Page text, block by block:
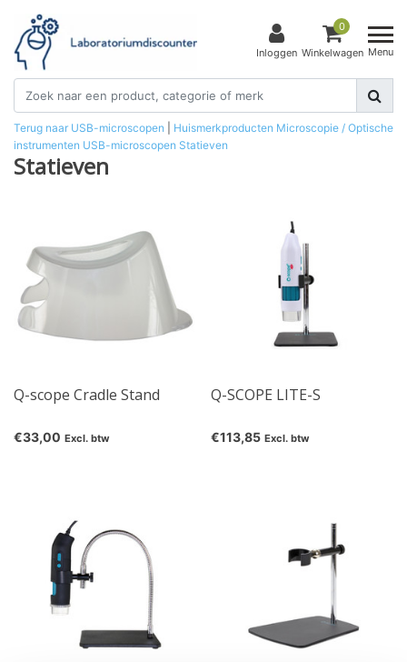
Inloggen
0
Winkelwagen Menu
Terug naar USB-microscopen Huismerkproducten Microscopie / Optische
instrumenten USB-microscopen Statieven
Statieven
Q-scope Cradle Stand
€33,00 Excl. btw
Q-SCOPE LITE-S
€113,85 Excl. btw